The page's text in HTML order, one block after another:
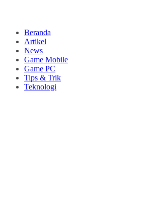
Beranda
Artikel
News
Game Mobile
Game PC
Tips & Trik
Teknologi